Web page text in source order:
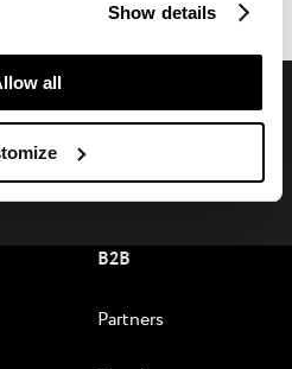
your data. You can
in your browser at any
Show details
all
media
B2B
Partners